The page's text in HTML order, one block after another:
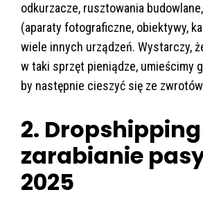
odkurzacze, rusztowania
(aparaty fotograficzne, obiektywy,
wiele innych urządzeń. Wystarczy,
w taki sprzęt pieniądze, umieścimy
by następnie cieszyć się ze
2.
zarabianie
2025